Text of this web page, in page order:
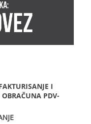
I
OBRAČUNA PDV-